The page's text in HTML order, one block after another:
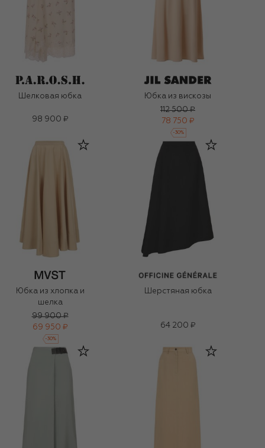
Шелковая юбка
98 900 ₽
Юбка из вискозы
112 500 ₽
78 750 ₽
-30%
Юбка из хлопка и
шелка
99 900 ₽
69 950 ₽
-30%
Шерстяная юбка
64 200 ₽